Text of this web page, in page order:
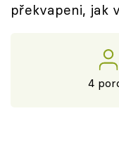
překvapeni, jak
4